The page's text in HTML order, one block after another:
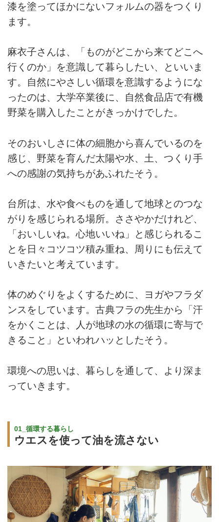
漆を塗ってほかにないフォルムの器をつくり
ます。
麻衣子さんは、「ものがどこから来てどこへ
行くのか」を意識して暮らしたい、といいま
す。自然にやさしい循環を意識するようにな
ったのは、大学卒業後に、自然食品店で有機
野菜を購入したことがきっかけでした。
そのおいしさに体の細胞から喜んでいるのを
感じ、野菜を育んだ太陽や水、土、つくり手
への感謝の気持ちがあふれたそう。
台所は、水や食べものを通して地球とのつな
がりを感じられる場所。ささやかだけれど、
「おいしいね。心地いいね」と感じられるこ
とを日々コツコツ積み重ね、周りにも伝えて
いきたいと考えています。
体のめぐりをよくするために、ヨガやフラダ
ンスをしています。古典フラの先生から「汗
をかくことは、人が地球の水の循環に寄与で
きること」といわれハッとしたそう。
環境への思いは、暮らしを通して、より深ま
っていきます。
01_循環する暮らし
ウエスを使って油を流さない